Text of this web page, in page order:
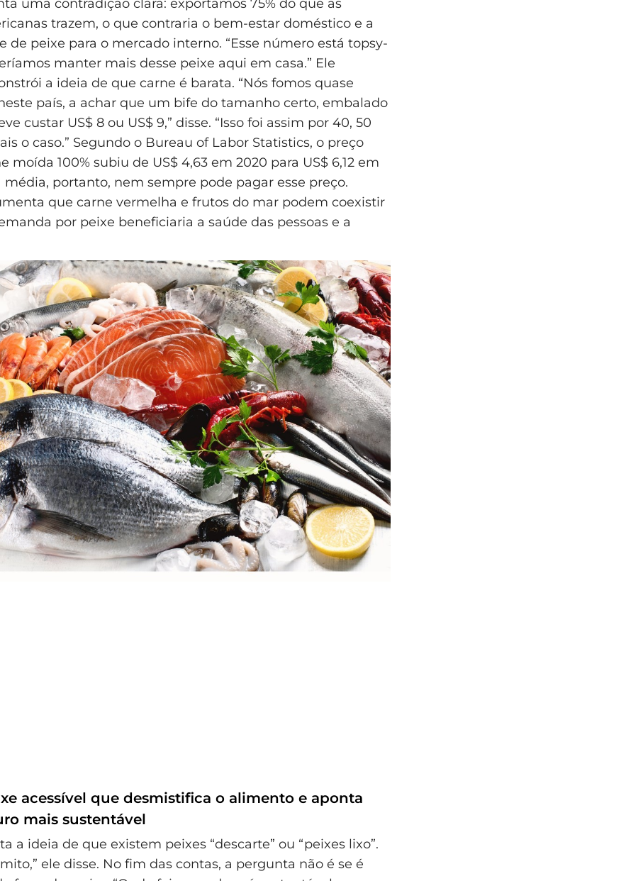
uma contradição clara: exportamos 75% do que as
trazem, o que contraria o bem-estar doméstico e a
de peixe para o mercado interno. “Esse número está topsy-
manter mais desse peixe aqui em casa.” Ele
a ideia de que carne é barata. “Nós fomos quase
país, a achar que um bife do tamanho certo, embalado
custar US$ 8 ou US$ 9,” disse. “Isso foi assim por 40, 50
o caso.” Segundo o Bureau of Labor Statistics, o preço
moída 100% subiu de US$ 4,63 em 2020 para US$ 6,12 em
média, portanto, nem sempre pode pagar esse preço.
que carne vermelha e frutos do mar podem coexistir
por peixe beneficiaria a saúde das pessoas e a
acessível que desmistifica o alimento e aponta
mais sustentável
a ideia de que existem peixes “descarte” ou “peixes lixo”.
ele disse. No fim das contas, a pergunta não é se é